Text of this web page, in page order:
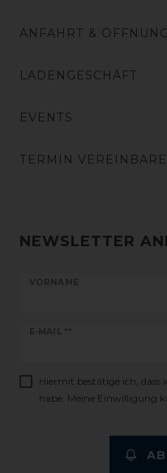
ANFAHRT &
LADENGESCHÄFT
EVENTS
TERMIN
NEWSLETTER
VORNAME
E-MAIL **
Newsletter
Hiermit bestätige ich, dass
habe. Meine Einwilligung